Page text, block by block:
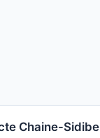
Chaine-Sidibe